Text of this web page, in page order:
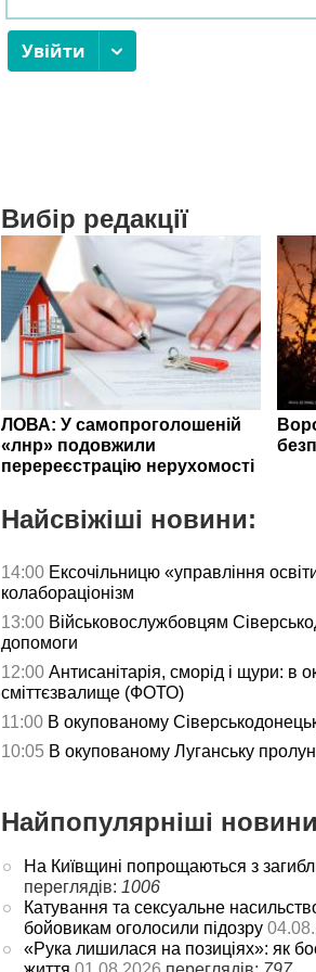
Вибір редакції
ЛОВА: У самопроголошеній
«лнр» подовжили
перереєстрацію нерухомості
Найсвіжіші новини:
14:00 Ексочільницю «управління
колабораціонізм
13:00 Військовослужбовцям
допомоги
12:00 Антисанітарія, сморід і щури: в
сміттєзвалище (ФОТО)
11:00 В окупованому
10:05 В окупованому Луганську
Найпопулярніші
На Київщині попрощаються з
переглядів: 1006
Катування та сексуальне
бойовикам оголосили підозру
«Рука лишилася на позиціях»: як